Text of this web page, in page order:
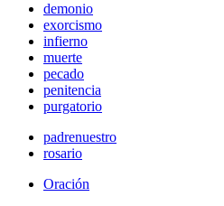
demonio
exorcismo
infierno
muerte
pecado
penitencia
purgatorio
padrenuestro
rosario
Oración